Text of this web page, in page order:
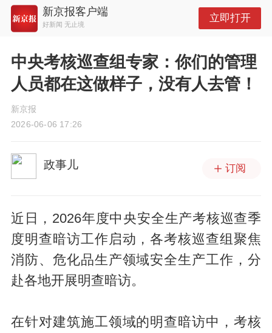
新京报客户端
好新闻 无止境
立即打开
中央考核巡查组专家：你们的管理
人员都在这做样子，没有人去管！
新京报
2026-06-06 17:26
政事儿 订阅
近日，2026年度中央安全生产考核巡查季
度明查暗访工作启动，各考核巡查组聚焦
消防、危化品生产领域安全生产工作，分
赴各地开展明查暗访。
在针对建筑施工领域的明查暗访中，考核